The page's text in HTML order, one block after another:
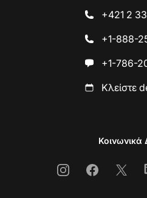
+421 2
+1-888-
+1-786-
Κλείστε
Κοινωνικά
InstagramFacebook
X